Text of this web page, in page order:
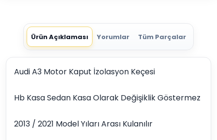
Ürün Açıklaması Yorumlar Tüm Parçalar
Audi A3 Motor Kaput İzolasyon Keçesi
Hb Kasa Sedan Kasa Olarak Değişiklik Göstermez
2013 / 2021 Model Yıları Arası Kulanılır